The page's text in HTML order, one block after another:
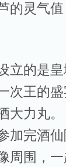
的灵气值
的是皇
次王的
大力丸
加完酒
周围，一